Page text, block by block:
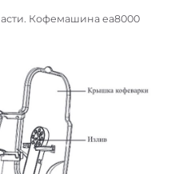
Кофемашина ea8000